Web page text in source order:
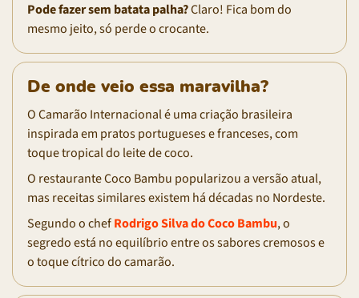
Pode fazer sem batata palha?Claro! Fica bom do
mesmo jeito, só perde o crocante.
De onde veio essa maravilha?
O Camarão Internacional é uma criação brasileira
inspirada em pratos portugueses e franceses, com
toque tropical do leite de coco.
O restaurante Coco Bambu popularizou a versão atual,
mas receitas similares existem há décadas no Nordeste.
Segundo o chefRodrigo Silva do Coco Bambu, o
segredo está no equilíbrio entre os sabores cremosos e
o toque cítrico do camarão.